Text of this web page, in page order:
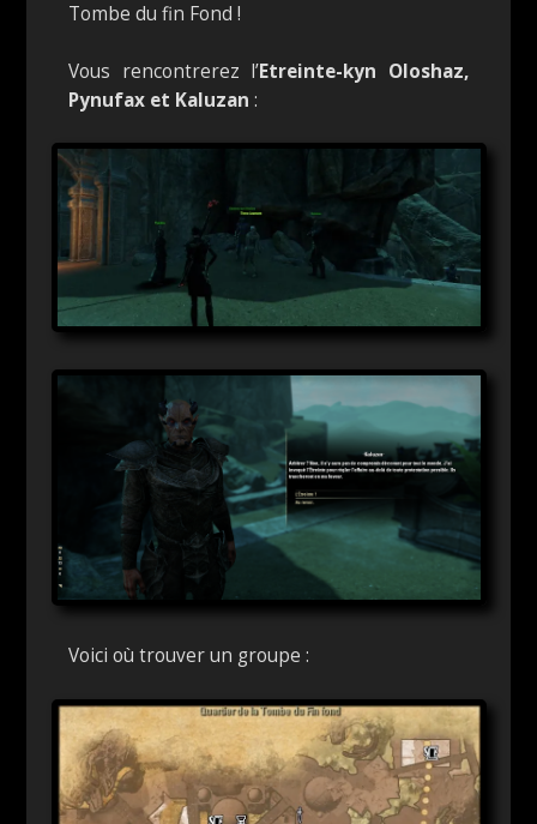
Tombe du fin Fond !
Vous rencontrerez l’Etreinte-kyn Oloshaz,
Pynufax et Kaluzan :
Voici où trouver un groupe :